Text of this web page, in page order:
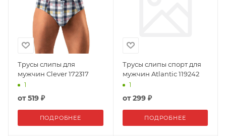
Трусы слипы для
мужчин Clever 172317
1
от519 ₽
ПОДРОБНЕЕ
Трусы слипы спорт для
мужчин Atlantic 119242
1
от299 ₽
ПОДРОБНЕЕ